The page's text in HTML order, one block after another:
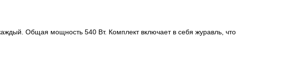
Общая мощность 540 Вт. Комплект включает в себя журавль, что